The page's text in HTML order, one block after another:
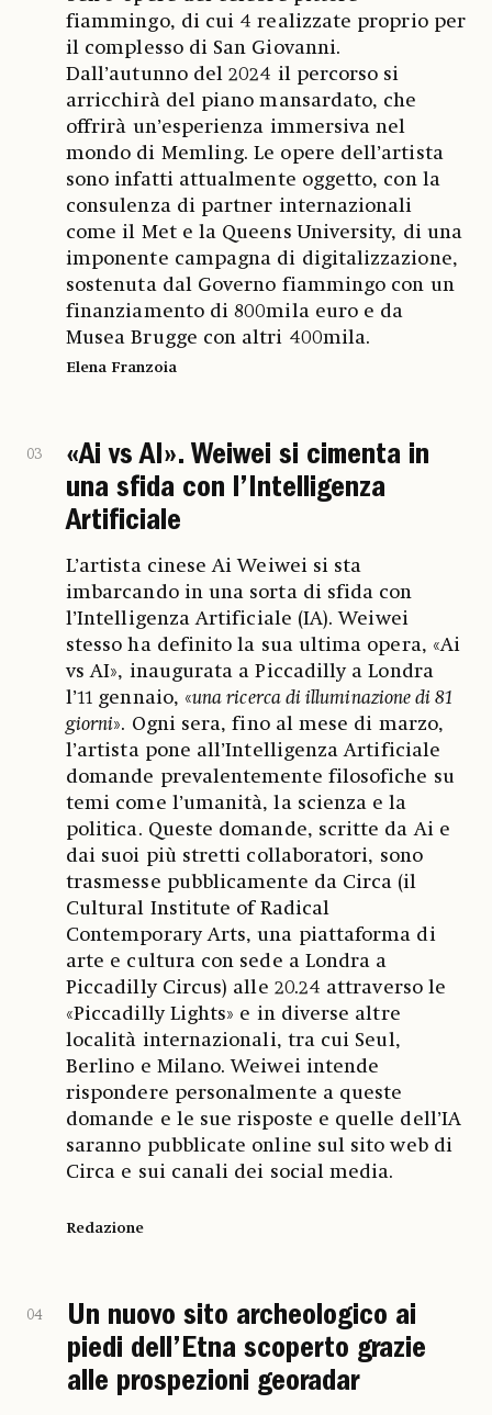
fiammingo, di cui 4 realizzate proprio per
il complesso di San Giovanni.
Dall’autunno del 2024 il percorso si
arricchirà del piano mansardato, che
offrirà un’esperienza immersiva nel
mondo di Memling. Le opere dell’artista
sono infatti attualmente oggetto, con la
consulenza di partner internazionali
come il Met e la Queens University, di una
imponente campagna di digitalizzazione,
sostenuta dal Governo fiammingo con un
finanziamento di 800mila euro e da
Musea Brugge con altri 400mila.
Elena Franzoia
03
«Ai vs AI». Weiwei si cimenta in
una sfida con l’Intelligenza
Artificiale
L’artista cinese Ai Weiwei si sta
imbarcando in una sorta di sfida con
l’Intelligenza Artificiale (IA). Weiwei
stesso ha definito la sua ultima opera, «Ai
vs AI», inaugurata a Piccadilly a Londra
l’11 gennaio, «una ricerca di illuminazione di 81
giorni». Ogni sera, fino al mese di marzo,
l’artista pone all’Intelligenza Artificiale
domande prevalentemente filosofiche su
temi come l’umanità, la scienza e la
politica. Queste domande, scritte da Ai e
dai suoi più stretti collaboratori, sono
trasmesse pubblicamente da Circa (il
Cultural Institute of Radical
Contemporary Arts, una piattaforma di
arte e cultura con sede a Londra a
Piccadilly Circus) alle 20.24 attraverso le
«Piccadilly Lights» e in diverse altre
località internazionali, tra cui Seul,
Berlino e Milano. Weiwei intende
rispondere personalmente a queste
domande e le sue risposte e quelle dell’IA
saranno pubblicate online sul sito web di
Circa e sui canali dei social media.
Redazione
04
Un nuovo sito archeologico ai
piedi dell’Etna scoperto grazie
alle prospezioni georadar